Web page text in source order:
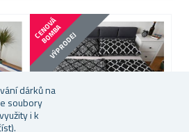
dárků na
soubory
i k
.
C
E
N
O
V
Á
B
O
M
B
A
VÝPRODEJ